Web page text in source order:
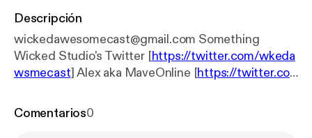
Descripción
wickedawesomecast@gmail.com Something
Wicked Studio's Twitter [https://twitter.com/wkeda
wsmecast ] Alex aka MaveOnline [https://twitter.co
e/mord4k
] Henry aka KrakenZer0 [
Comentarios0